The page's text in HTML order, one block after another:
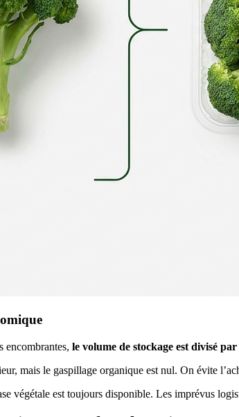
encombrantes, le volume de stockage est divisé
mais le gaspillage organique est nul. On évite
végétale est toujours disponible. Les imprévus